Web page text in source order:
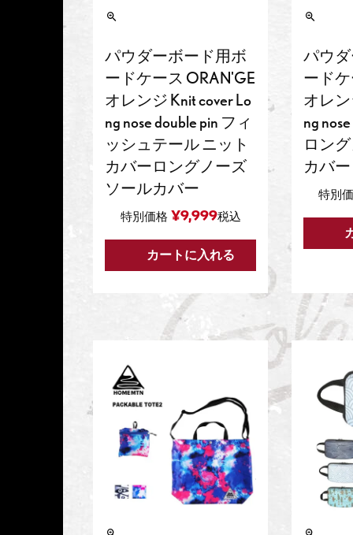
パウダーボード用ボ
ードケース ORAN'GE
オレンジ Knit cover Lo
ng nose double pin フィ
ッシュテール ニット
カバーロングノーズ
ソールカバー
特別価格 ¥9,999税込
カートに入れる
パウ
ード
オレン
ng
ロン
カバー
特別